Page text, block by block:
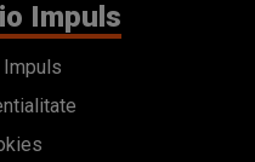
Impuls
Impuls